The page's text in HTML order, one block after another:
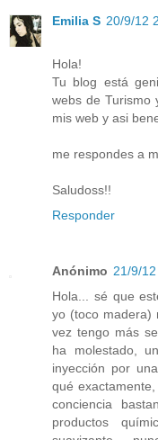
Emilia S 20/9/12
Hola!
Tu blog está
webs de Turismo
mis web y asi
me respondes a
Saludoss!!
Responder
Anónimo 21/9/
Hola... sé que
yo (toco madera)
vez tengo más
ha molestado,
inyección por
qué
conciencia
productos